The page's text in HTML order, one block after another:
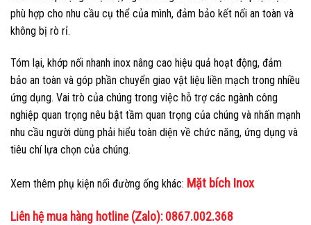
phù hợp cho nhu cầu cụ thể của mình, đảm bảo kết nối an toàn và
không bị rò rỉ.
Tóm lại, khớp nối nhanh inox nâng cao hiệu quả hoạt động, đảm
bảo an toàn và góp phần chuyển giao vật liệu liền mạch trong nhiều
ứng dụng. Vai trò của chúng trong việc hỗ trợ các ngành công
nghiệp quan trọng nêu bật tầm quan trọng của chúng và nhấn mạnh
nhu cầu người dùng phải hiểu toàn diện về chức năng, ứng dụng và
tiêu chí lựa chọn của chúng.
Xem thêm phụ kiện nối đường ống khác: Mặt bích Inox
Liên hệ mua hàng hotline (Zalo): 0867.002.368